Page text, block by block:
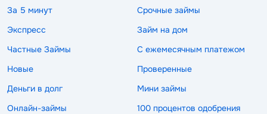
За 5 минут
Срочные займы
Экспресс
Займ на дом
Частные Займы
С ежемесячным платежом
Новые
Проверенные
Деньги в долг
Мини займы
Онлайн-займы
100 процентов одобрения